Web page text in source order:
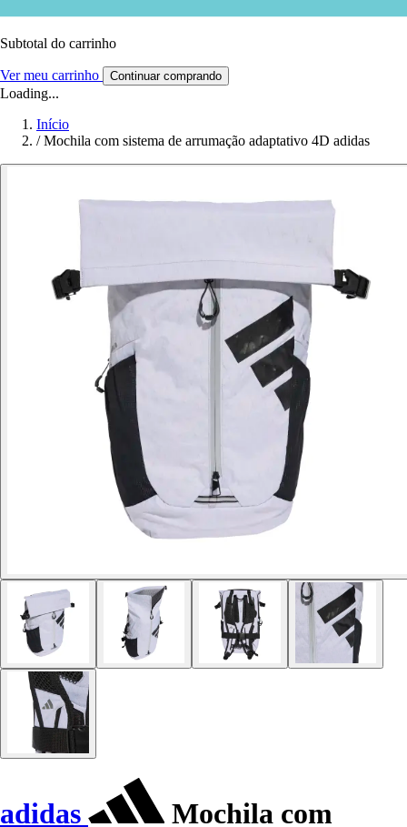
Subtotal do carrinho
Ver meu carrinho Continuar comprando
Loading...
Início
/ Mochila com sistema de arrumação adaptativo 4D adidas
adidas Mochila com